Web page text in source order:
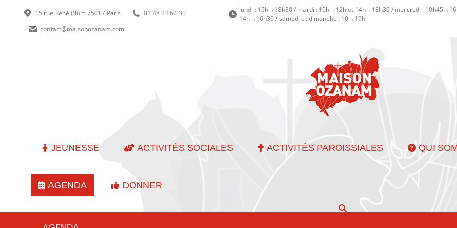
15 rue René Blum 75017 Paris
01 48 24 60 30
contact@maisonozanam.com
lundi : 15h→18h30 / mardi : 10h→12h et 14h→18h30 / mercredi :
14h→16h30 / samedi et dimanche : 10→19h
JEUNESSE ACTIVITÉS SOCIALES ACTIVITÉS PAROISSIALES QUI
AGENDA DONNER
Recherche